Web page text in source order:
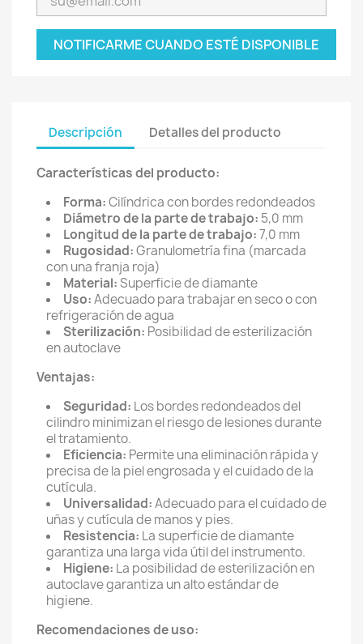
NOTIFICARME CUANDO ESTÉ DISPONIBLE
Descripción Detalles del producto
Características del producto:
Forma:Cilíndrica con bordes redondeados
Diámetro de la parte de trabajo: 5,0 mm
Longitud de la parte de trabajo:7,0 mm
Rugosidad:Granulometría fina (marcada
con una franja roja)
Material:Superficie de diamante
Uso:Adecuado para trabajar en seco o con
refrigeración de agua
Sterilización: Posibilidad de esterilización
en autoclave
Ventajas:
Seguridad: Los bordes redondeados del
cilindro minimizan el riesgo de lesiones durante
el tratamiento.
Eficiencia: Permite una eliminación rápida y
precisa de la piel engrosada y el cuidado de la
cutícula.
Universalidad:Adecuado para el cuidado de
uñas y cutícula de manos y pies.
Resistencia: La superficie de diamante
garantiza una larga vida útil del instrumento.
Higiene: La posibilidad de esterilización en
autoclave garantiza un alto estándar de
higiene.
Recomendaciones de uso: